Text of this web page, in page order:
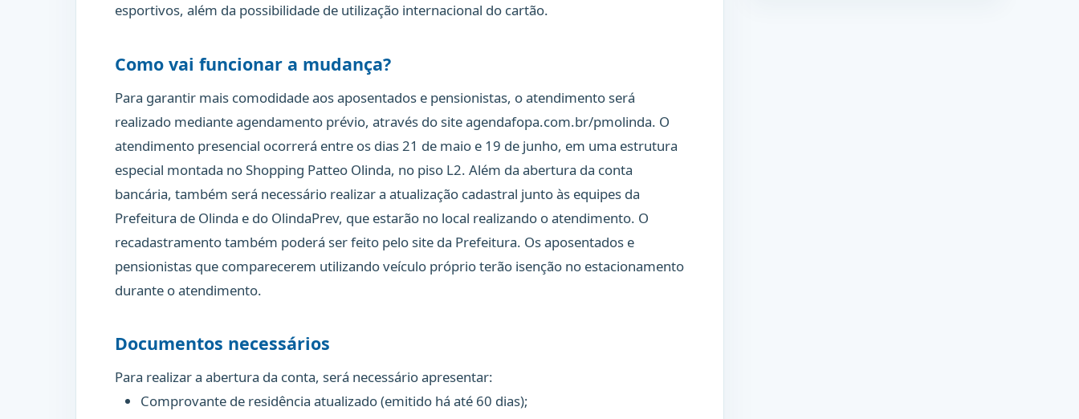
esportivos, além da possibilidade de utilização internacional do cartão.
Como vai funcionar a mudança?
Para garantir mais comodidade aos aposentados e pensionistas, o atendimento será
realizado mediante agendamento prévio, através do site agendafopa.com.br/pmolinda. O
atendimento presencial ocorrerá entre os dias 21 de maio e 19 de junho, em uma estrutura
especial montada no Shopping Patteo Olinda, no piso L2. Além da abertura da conta
bancária, também será necessário realizar a atualização cadastral junto às equipes da
Prefeitura de Olinda e do OlindaPrev, que estarão no local realizando o atendimento. O
recadastramento também poderá ser feito pelo site da Prefeitura. Os aposentados e
pensionistas que comparecerem utilizando veículo próprio terão isenção no estacionamento
durante o atendimento.
Documentos necessários
Para realizar a abertura da conta, será necessário apresentar:
Comprovante de residência atualizado (emitido há até 60 dias);